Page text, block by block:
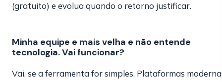
(gratuito) e evolua quando o retorno justificar.
Minha equipe e mais velha e não entende
tecnologia. Vai funcionar?
Vai, se a ferramenta for simples. Plataformas